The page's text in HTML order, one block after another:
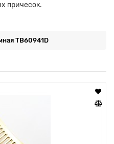
причесок.
TB60941D